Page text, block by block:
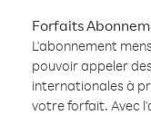
Forfaits
L'abonnement
pouvoir appeler
internationales à
votre forfait. Avec